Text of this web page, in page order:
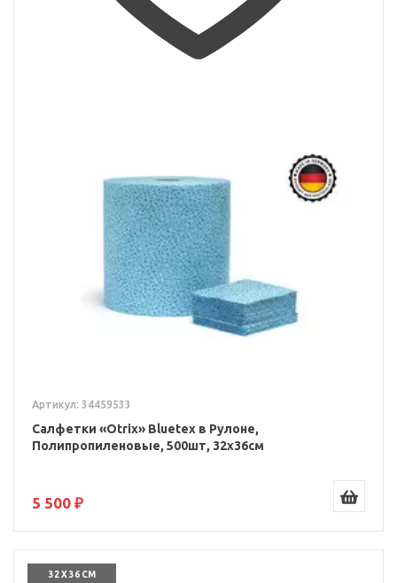
Артикул: 34459533
Салфетки «Otrix» Bluetex в Рулоне,
Полипропиленовые, 500шт, 32x36см
5 500 ₽
32 X 36 СМ